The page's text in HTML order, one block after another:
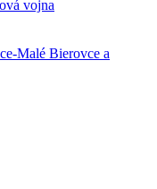
vojna
Malé Bierovce a